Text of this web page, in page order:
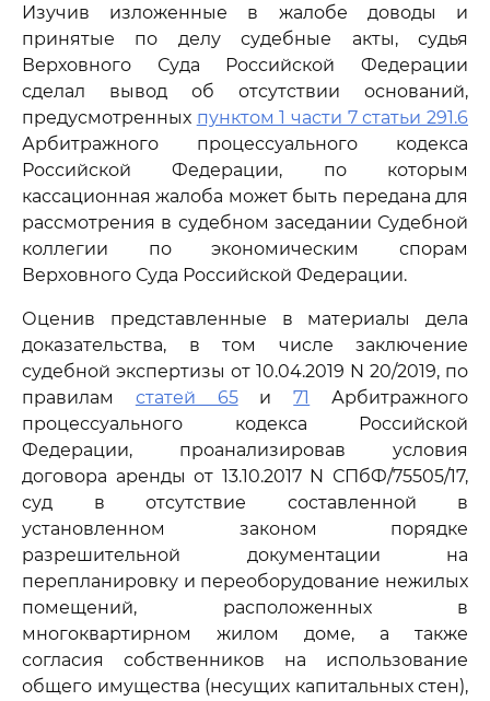
Изучив изложенные в жалобе доводы и
принятые по делу судебные акты, судья
Верховного Суда Российской Федерации
сделал вывод об отсутствии оснований,
предусмотренных пунктом 1 части 7 статьи 291.6
Арбитражного процессуального кодекса
Российской Федерации, по которым
кассационная жалоба может быть передана для
рассмотрения в судебном заседании Судебной
коллегии по экономическим спорам
Верховного Суда Российской Федерации.
Оценив представленные в материалы дела
доказательства, в том числе заключение
судебной экспертизы от 10.04.2019 N 20/2019, по
правилам статей 65и71
Арбитражного
процессуального кодекса Российской
Федерации, проанализировав условия
договора аренды от 13.10.2017 N СПбФ/75505/17,
суд в отсутствие составленной в
установленном законом порядке
разрешительной документации на
перепланировку и переоборудование нежилых
помещений, расположенных в
многоквартирном жилом доме, а также
согласия собственников на использование
общего имущества (несущих капитальных стен),